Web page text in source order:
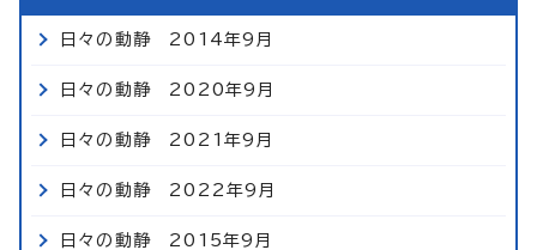
日々の動静 2014年9月
日々の動静 2020年9月
日々の動静 2021年9月
日々の動静 2022年9月
日々の動静 2015年9月